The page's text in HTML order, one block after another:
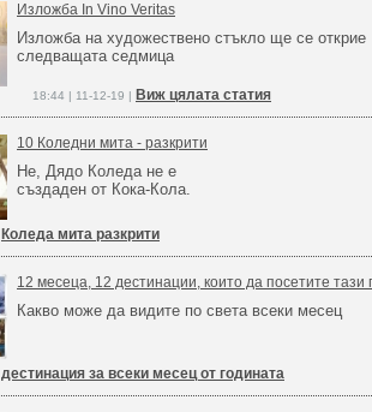
Изложба In Vino Veritas
Изложба на художествено стъкло ще се открие
следващата седмица
18:44 | 11-12-19 | Виж цялата статия
10 Коледни мита - разкрити
Не, Дядо Коледа не е
създаден от Кока-Кола.
Коледа мита разкрити
12 месеца, 12 дестинации, които да посетите тази
Какво може да видите по света всеки месец
дестинация за всеки месец от годината